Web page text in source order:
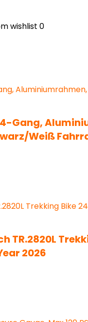
wishlist 0
Gang,
Weiß
TR.2820L
2026